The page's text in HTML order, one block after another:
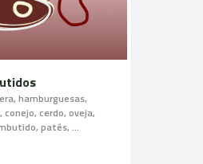
hamburguesas,
cerdo, oveja,
patés, …